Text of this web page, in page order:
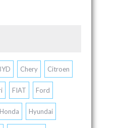
Chery Citroen
FIAT Ford
Honda Hyundai